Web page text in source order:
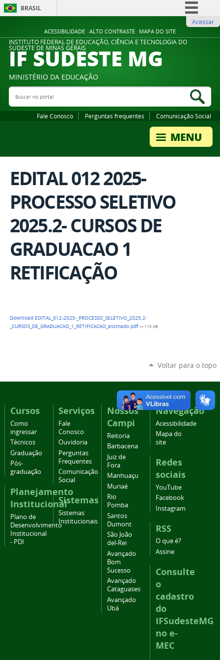
ACESSIBILIDADE ALTO CONTRASTE MAPA DO SITE
BRASIL
Comunica BR
Participe
Legislação
Acessar
INSTITUTO FEDERAL DE EDUCAÇÃO, CIÊNCIA E TECNOLOGIA DO
SUDESTE DE MINAS GERAIS
IF SUDESTE MG
MINISTÉRIO DA EDUCAÇÃO
Buscar no portal
Fale Conosco Perguntas frequentes Comunicação Social
EDITAL 012 2025-
PROCESSO SELETIVO
2025.2- CURSOS DE
GRADUACAO 1
RETIFICAÇÃO
Download EDITAL_012-2025-_PROCESSO_SELETIVO_2025.2-
_CURSOS_DE_GRADUACAO_1_RETIFICACAO_assinado.pdf— 115 KB
Voltar para o topo
Cursos
Como
ingressar
Técnicos
Graduação
Pós-
graduação
Planejamento
Institucional
Plano de
Desenvolvimento
Institucional
- PDI
Serviços
Fale
Conosco
Ouvidoria
Perguntas
Frequentes
Comunicação
Social
Sistemas
Sistemas
Institucionais
Nossos
Campi
Reitoria
Barbacena
Juiz de
Fora
Manhuaçu
Muriaé
Rio
Pomba
Santos
Dumont
São João
del-Rei
Avançado
Bom
Sucesso
Avançado
Cataguases
Avançado
Ubá
Navegação
Acessibilidade
Mapa do
site
Redes
sociais
YouTube
Facebook
Instagram
RSS
O que é?
Assine
Consulte
o
cadastro
do
IFSudesteMG
no e-
MEC